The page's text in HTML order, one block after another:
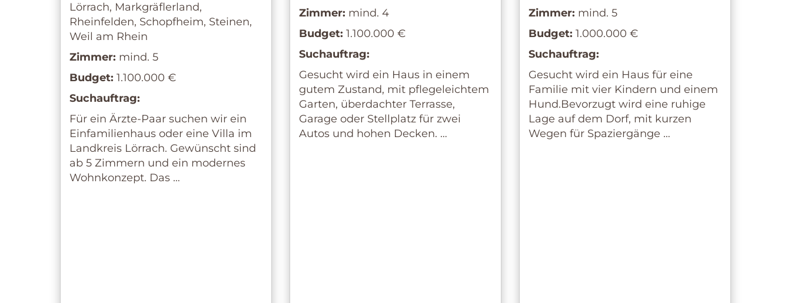
Lörrach, Markgräflerland,
Rheinfelden, Schopfheim, Steinen,
Weil am Rhein
Zimmer: mind. 5
Budget: 1.100.000 €
Suchauftrag:
Für ein Ärzte-Paar suchen wir ein
Einfamilienhaus oder eine Villa im
Landkreis Lörrach. Gewünscht sind
ab 5 Zimmern und ein modernes
Wohnkonzept. Das …
Zimmer: mind. 4
Budget: 1.100.000 €
Suchauftrag:
Gesucht wird ein Haus in einem
gutem Zustand, mit pflegeleichtem
Garten, überdachter Terrasse,
Garage oder Stellplatz für zwei
Autos und hohen Decken. …
Zimmer: mind. 5
Budget: 1.000.000 €
Suchauftrag:
Gesucht wird ein Haus für eine
Familie mit vier Kindern und einem
Hund.Bevorzugt wird eine ruhige
Lage auf dem Dorf, mit kurzen
Wegen für Spaziergänge …